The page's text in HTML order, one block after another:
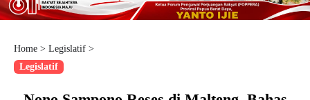
Home > Legislatif >
Legislatif